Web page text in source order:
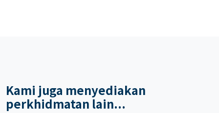
Kami juga menyediakan
perkhidmatan lain...